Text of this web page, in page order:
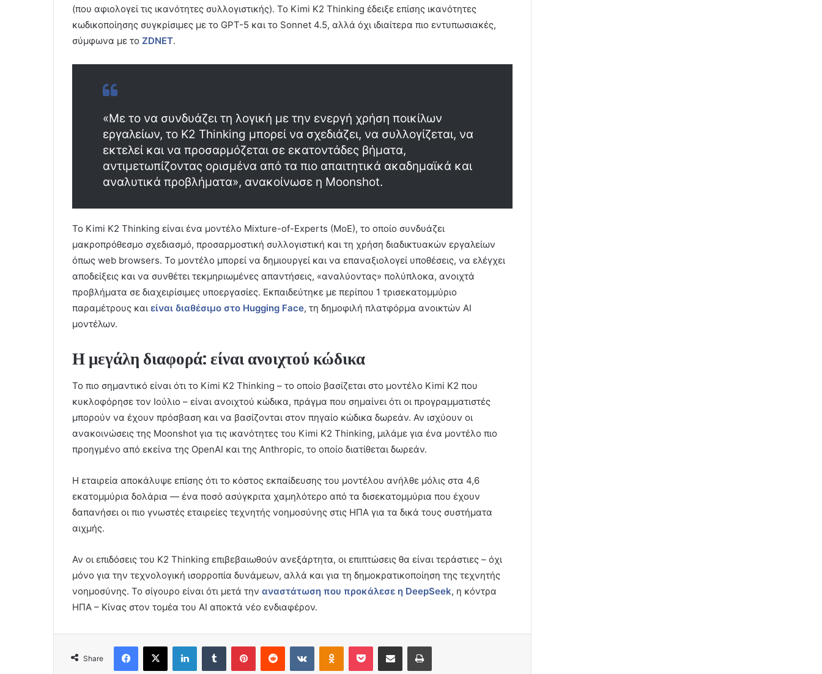
(που αφιολογεί τις ικανότητες συλλογιστικής). Το Kimi K2 Thinking έδειξε επίσης ικανότητες
κωδικοποίησης συγκρίσιμες με το GPT-5 και το Sonnet 4.5, αλλά όχι ιδιαίτερα πιο εντυπωσιακές,
σύμφωνα με το ZDNET.
«Με το να συνδυάζει τη λογική με την ενεργή χρήση ποικίλων
εργαλείων, το K2 Thinking μπορεί να σχεδιάζει, να συλλογίζεται, να
εκτελεί και να προσαρμόζεται σε εκατοντάδες βήματα,
αντιμετωπίζοντας ορισμένα από τα πιο απαιτητικά ακαδημαϊκά και
αναλυτικά προβλήματα», ανακοίνωσε η Moonshot.
Το Kimi K2 Thinking είναι ένα μοντέλο Mixture-of-Experts (MoE), το οποίο συνδυάζει
μακροπρόθεσμο σχεδιασμό, προσαρμοστική συλλογιστική και τη χρήση διαδικτυακών εργαλείων
όπως web browsers. Το μοντέλο μπορεί να δημιουργεί και να επαναξιολογεί υποθέσεις, να ελέγχει
αποδείξεις και να συνθέτει τεκμηριωμένες απαντήσεις, «αναλύοντας» πολύπλοκα, ανοιχτά
προβλήματα σε διαχειρίσιμες υποεργασίες. Εκπαιδεύτηκε με περίπου 1 τρισεκατομμύριο
παραμέτρους και είναι διαθέσιμο στο Hugging Face, τη δημοφιλή πλατφόρμα ανοικτών AI
μοντέλων.
Η μεγάλη διαφορά: είναι ανοιχτού κώδικα
Το πιο σημαντικό είναι ότι το Kimi K2 Thinking – το οποίο βασίζεται στο μοντέλο Kimi K2 που
κυκλοφόρησε τον Ιούλιο – είναι ανοιχτού κώδικα, πράγμα που σημαίνει ότι οι προγραμματιστές
μπορούν να έχουν πρόσβαση και να βασίζονται στον πηγαίο κώδικα δωρεάν. Αν ισχύουν οι
ανακοινώσεις της Moonshot για τις ικανότητες του Kimi K2 Thinking, μιλάμε για ένα μοντέλο πιο
προηγμένο από εκείνα της OpenAI και της Anthropic, το οποίο διατίθεται δωρεάν.
Η εταιρεία αποκάλυψε επίσης ότι το κόστος εκπαίδευσης του μοντέλου ανήλθε μόλις στα 4,6
εκατομμύρια δολάρια — ένα ποσό ασύγκριτα χαμηλότερο από τα δισεκατομμύρια που έχουν
δαπανήσει οι πιο γνωστές εταιρείες τεχνητής νοημοσύνης στις ΗΠΑ για τα δικά τους συστήματα
αιχμής.
Αν οι επιδόσεις του K2 Thinking επιβεβαιωθούν ανεξάρτητα, οι επιπτώσεις θα είναι τεράστιες – όχι
μόνο για την τεχνολογική ισορροπία δυνάμεων, αλλά και για τη δημοκρατικοποίηση της τεχνητής
νοημοσύνης. Το σίγουρο είναι ότι μετά την αναστάτωση που προκάλεσε η DeepSeek, η κόντρα
ΗΠΑ – Κίνας στον τομέα του ΑΙ αποκτά νέο ενδιαφέρον.
Share
Facebook
X LinkedInTumblr PinterestReddit VKontakteOdnoklassniki
Pocket Share via Email Print